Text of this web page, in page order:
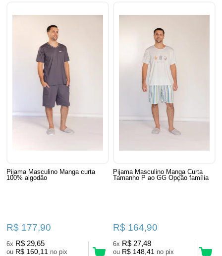
Pijama Masculino Manga curta
100% algodão
R$ 177,90
6x R$ 29,65
ou R$ 160,11 no pix
Pijama Masculino Manga Curta
Tamanho P ao GG Opção família
R$ 164,90
6x R$ 27,48
ou R$ 148,41 no pix